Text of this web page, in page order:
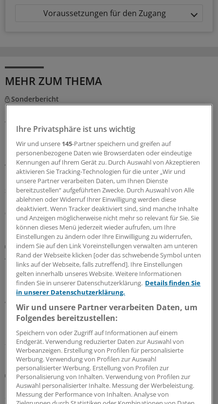
Voraussetzungen für den Zugang
MEHR ZUM THEMA
Sonderbericht
Biomarker gegen Diabetes-Folgen
Typ-2-Diabetes und Adipositas sind keine isolierten
Erkrankungen: Sie wirken sich auf zahlreiche
Organsysteme aus und verursachen viel Morbidität und
Kosten. Ganzheitliche Prävention ist möglich, wenn die
Versorgung die unterschiedlichen Organe gezielt in den
Blick nimmt und Risiken früh erkennt.
Sonderbericht|Mit freundlicher Unterstützung von:Roche Diagnostics
Deutschland GmbH, Mannheim
03.08.2026
Praxis-Tipps
Ältere Menschen auf Reisen: Weshalb das
Blutdruckmittel gern mal reduziert werden darf
Im Interview erklärt Tropenmediziner Tomas Jelinek, was
bei Reiseimpfungen für ältere Menschen zu beachten ist,
warum der Blutdruck im Urlaub lieber ein klein wenig
höher sein sollte, und weshalb die Reiseberatung für die
Durchimpfungsrate so wichtig ist.
24.07.2026
Früherkennung von Bluthochdruck
Hypertonie: Wenn die Smartwatch in falscher
Sicherheit wiegt
Ihre Privatsphäre ist uns wichtig
Wir und unsere 145-Partner speichern und greifen auf
personenbezogene Daten wie Browserdaten oder eindeutige
Kennungen auf Ihrem Gerät zu. Durch Auswahl von Akzeptieren
aktivieren Sie Tracking-Technologien für die unter „Wir und
unsere Partner verarbeiten Daten, um Ihnen Dienste
bereitzustellen“ aufgeführten Zwecke. Durch Auswahl von Alle
ablehnen oder Widerruf Ihrer Einwilligung werden diese
deaktiviert. Wenn Tracker deaktiviert sind, sind manche Inhalte
und Anzeigen möglicherweise nicht mehr so relevant für Sie. Sie
können dieses Menü jederzeit wieder aufrufen, um Ihre
Einstellungen zu ändern oder Ihre Einwilligung zu widerrufen,
indem Sie auf den Link Voreinstellungen verwalten am unteren
Rand der Webseite klicken [oder das schwebende Symbol unten
links auf der Webseite, falls zutreffend]. Ihre Einstellungen
gelten innerhalb unseres Website. Weitere Informationen
finden Sie in unserer Datenschutzerklärung. Details finden Sie
in unserer Datenschutzerklärung.
Wir und unsere Partner verarbeiten Daten, um
Folgendes bereitzustellen:
Speichern von oder Zugriff auf Informationen auf einem
Endgerät. Verwendung reduzierter Daten zur Auswahl von
Werbeanzeigen. Erstellung von Profilen für personalisierte
Werbung. Verwendung von Profilen zur Auswahl
personalisierter Werbung. Erstellung von Profilen zur
Personalisierung von Inhalten. Verwendung von Profilen zur
Auswahl personalisierter Inhalte. Messung der Werbeleistung.
Messung der Performance von Inhalten. Analyse von